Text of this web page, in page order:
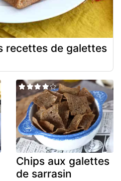
recettes de galettes
Chips aux galettes
de sarrasin